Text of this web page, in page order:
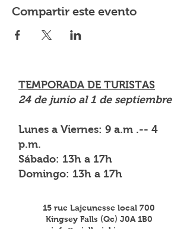
Compartir este evento
TEMPORADA DE TURISTAS
24 de junio al 1 de septiembre
Lunes a Viernes: 9 a.m .-- 4
p.m.
Sábado: 13h a 17h
Domingo: 13h a 17h
15 rue Lajeunesse local 700
Kingsey Falls (Qc) J0A 1B0